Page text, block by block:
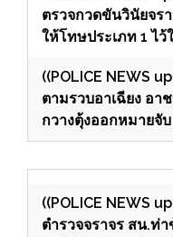
ตรวจกวดขันวินัยจร
ให้โทษประเภท 1 ไว้
((POLICE NEWS
ตามรวบอาเฉียง อา
กวางตุ้งออกหมายจั
((POLICE NEWS
ตำรวจจราจร สน.ท่